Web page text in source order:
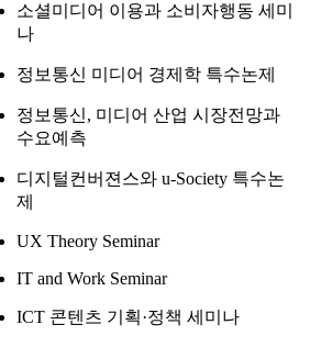
소셜미디어 이용과 소비자행동 세미
나
정보통신 미디어 경제학 특수논제
정보통신, 미디어 산업 시장전망과
수요예측
디지털컨버젼스와 u-Society 특수논
제
UX Theory Seminar
IT and Work Seminar
ICT 콘텐츠 기획·정책 세미나